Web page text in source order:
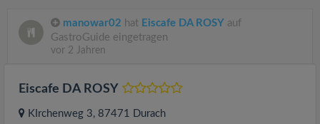
manowar02 hat Eiscafe DA ROSY auf
GastroGuide eingetragen
vor 2 Jahren
Eiscafe DA ROSY
KIrchenweg 3, 87471 Durach